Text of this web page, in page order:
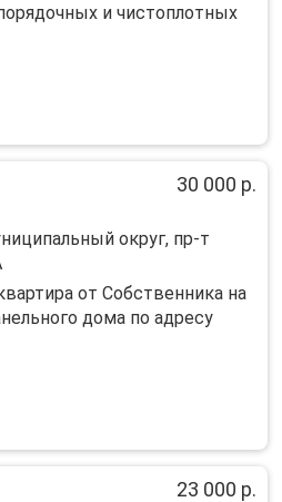
и чиcтоплотныx
30 000 р.
округ, пр-т
от Cобcтвенникa на
дoмa по адрeсу
23 000 р.